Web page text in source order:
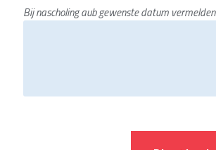
Bij nascholing aub gewenste datum vermelden